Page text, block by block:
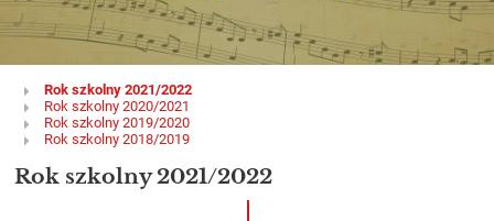
Sukcesy
uczniów
Rok szkolny 2021/2022
Rok szkolny 2020/2021
Rok szkolny 2019/2020
Rok szkolny 2018/2019
Rok szkolny 2021/2022